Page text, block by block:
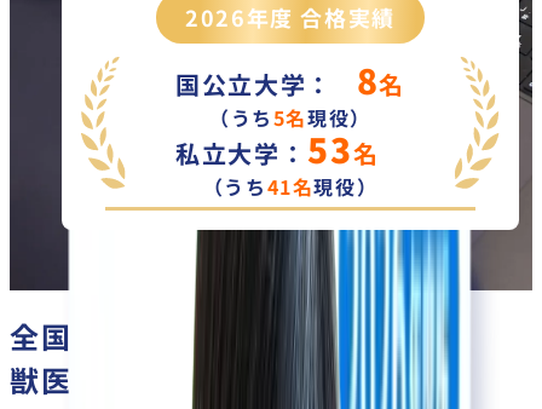
2026年度 合格実績
国公立大学： 8名
（うち5名現役）
私立大学： 53名
（うち41名現役）
全国の獣医学生と目指す、
獣医学部合格！